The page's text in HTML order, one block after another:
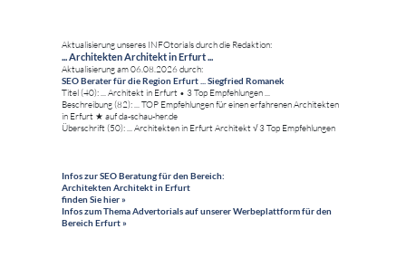
Aktualisierung unseres INFOtorials durch die Redaktion:
... Architekten Architekt in Erfurt ...
Aktualisierung am 06.08.2026 durch:
SEO Berater für die Region Erfurt ... Siegfried Romanek
Titel (40): ... Architekt in Erfurt • 3 Top Empfehlungen ...
Beschreibung (82): ... TOP Empfehlungen für einen erfahrenen Architekten
in Erfurt ★ auf da-schau-her.de
Überschrift (50): ... Architekten in Erfurt Architekt √ 3 Top Empfehlungen
Infos zur SEO Beratung für den Bereich:
Architekten Architekt in Erfurt
finden Sie hier »
Infos zum Thema Advertorials auf unserer Werbeplattform für den
Bereich Erfurt »